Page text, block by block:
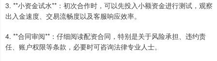
3. **小资金试水**：初次合作时，可以先投入小额资金进行测试，观察
出入金速度、交易流畅度以及客服响应效率。
4. **合同审阅**：仔细阅读配资合同，特别是关于风险承担、违约责
任、账户权限等条款，必要时可咨询法律专业人士。